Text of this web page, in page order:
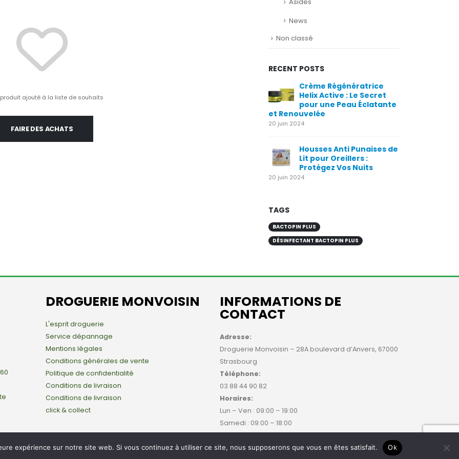
ajouté à la liste de souhaits
FAIRE DES ACHATS
Asides
News
Non classé
RECENT POSTS
Crème Régénératrice
Helix Active : Le Secret
pour une Peau Éclatante
et Renouvelée
20 juin 2024
Housses Anti Punaises de
Lit pour Oreillers :
Protégez Vos Nuits
20 juin 2024
TAGS
BACTOPIN PLUS
DÉSINFECTANT BACTOPIN PLUS
DROGUERIE MONVOISIN
L'esprit droguerie
Service dépannage
Mentions légales
Conditions générales de vente
Politique de confidentialité
Conditions de livraison
Conditions de livraison
click & collect
INFORMATIONS DE
CONTACT
Adresse:
Droguerie Monvoisin – 28A boulevard d’Anvers, 67000
Strasbourg
Téléphone:
03 88 44 90 82
Horaires:
Lun – Ven : 09:00 – 19:00
Samedi : 09:00 – 18:00
Strasbourg All Rights Reserved - Hébergé parHostay, une marque de Qwenty
expérience sur notre site web. Si vous continuez à utiliser ce site, nous supposerons que vous en êtes satisfait. Ok